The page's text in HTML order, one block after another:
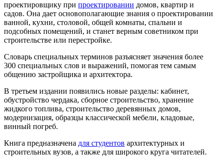
проектировщику при проектировании домов, квартир и
садов. Она дает основополагающие знания о проектировании
ванной, кухни, столовой, общей комнаты, спальни и
подсобных помещений, и станет верным советником при
строительстве или перестройке.
Словарь специальных терминов разъясняет значения более
300 специальных слов и выражений, помогая тем самым
общению застройщика и архитектора.
В третьем издании появились новые разделы: кабинет,
обустройство чердака, сборное строительство, хранение
жидкого топлива, строительство деревянных домов,
модернизация, образцы классической мебели, кладовые,
винный погреб.
Книга предназначена для студентов архитектурных и
строительных вузов, а также для широкого круга читателей.